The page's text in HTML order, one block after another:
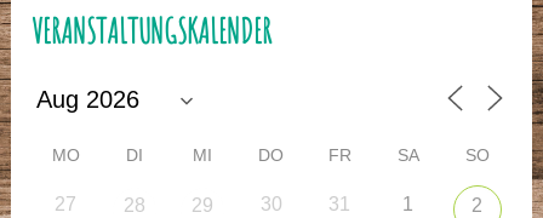
VERANSTALTUNGSKALENDER
MO DI MI DO FR SA SO
27 28 29 30 31 1 2